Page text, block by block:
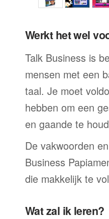
Werkt het wel
Talk Business is
mensen met een
taal. Je moet
hebben om een
en gaande te
De vakwoorden
Business
die makkelijk te
Wat zal ik leren?